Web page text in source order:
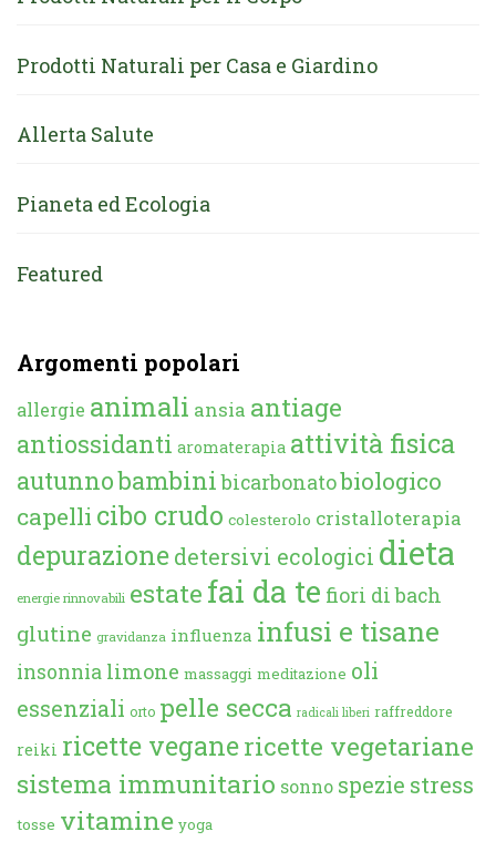
Prodotti Naturali per Casa e Giardino
Allerta Salute
Pianeta ed Ecologia
Featured
Argomenti popolari
allergie animali ansia antiage
antiossidanti aromaterapia attività fisica
autunnobambini bicarbonatobiologico
capelli cibo crudo colesterolo cristalloterapia
depurazione detersivi ecologici dieta
energie rinnovabili estate fai da te fiori di bach
glutine gravidanza influenza infusi e tisane
insonnia limone massaggi meditazione oli
essenziali orto pelle secca radicali liberi raffreddore
reiki ricette veganericette vegetariane
sistema immunitario sonno spezie stress
tosse vitamine yoga